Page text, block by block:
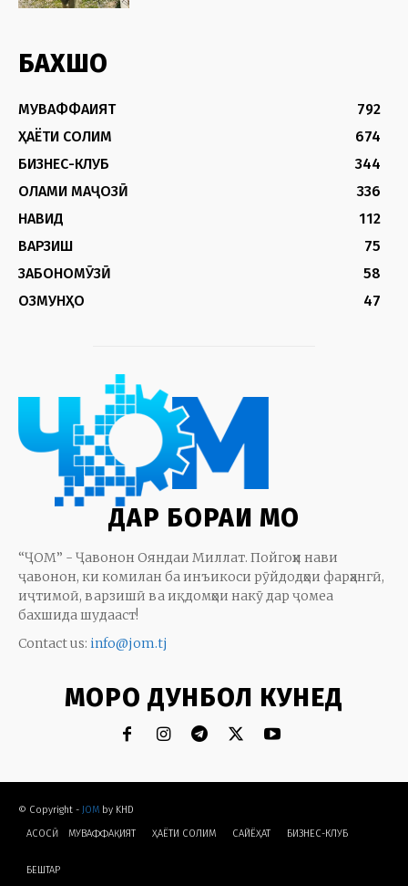
БАХШҲО
МУВАФФАҚИЯТ
792
ҲАЁТИ СОЛИМ
674
БИЗНЕС-КЛУБ
344
ОЛАМИ МАҶОЗӢ
336
НАВИД
112
ВАРЗИШ
75
ЗАБОНОМӮЗӢ
58
ОЗМУНҲО
47
ДАР БОРАИ МО
“ҶОМ” - Ҷавонон Ояндаи Миллат. Пойгоҳи нави
ҷавонон, ки комилан ба инъикоси рӯйдодҳои фарҳангӣ,
иҷтимоӣ, варзишӣ ва иқдомҳои накӯ дар ҷомеа
бахшида шудааст!
Contact us: info@jom.tj
МОРО ДУНБОЛ КУНЕД
© Copyright - JOM by KHD
АСОСӢ
МУВАФФАҚИЯТ ҲАЁТИ СОЛИМ CАЙЁҲАТ БИЗНЕС-КЛУБ
БЕШТАР